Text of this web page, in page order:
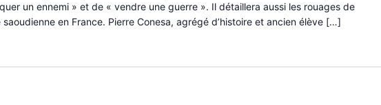
un ennemi » et de « vendre une guerre ». Il détaillera aussi les rouages de
saoudienne en France. Pierre Conesa, agrégé d’histoire et ancien élève […]